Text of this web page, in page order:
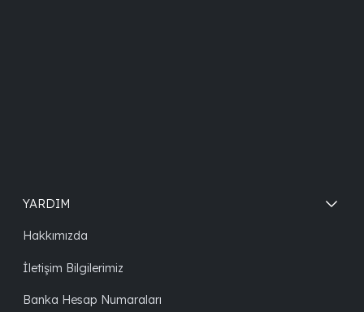
YARDIM
Hakkımızda
İletişim Bilgilerimiz
Banka Hesap Numaraları